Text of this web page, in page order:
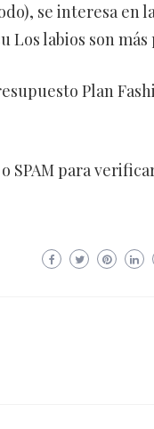
se interesa en
Los labios son
Plan
SPAM para